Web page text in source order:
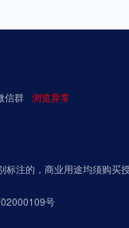
信群 浏览异常
注的，商业用途均须购买
号